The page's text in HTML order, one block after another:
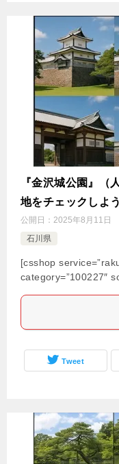
『金沢城公園』（
地をチェックしよ
公開日： 2025年8月11日
石川県
[csshop
category=”100227″
Tweet